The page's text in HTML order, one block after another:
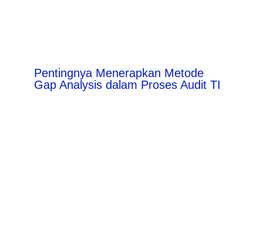
Pentingnya Menerapkan Metode
Gap Analysis dalam Proses Audit TI